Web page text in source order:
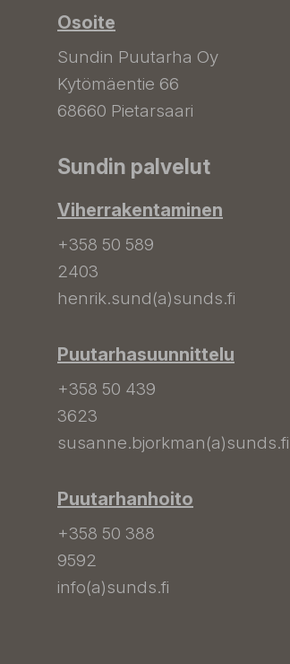
Osoite
Sundin Puutarha Oy
Kytömäentie 66
68660 Pietarsaari
Sundin palvelut
Viherrakentaminen
+358 50 589
2403
henrik.sund(a)sunds.fi
Puutarhasuunnittelu
+358 50 439
3623
susanne.bjorkman(a)sunds.fi
Puutarhanhoito
+358 50 388
9592
info(a)sunds.fi